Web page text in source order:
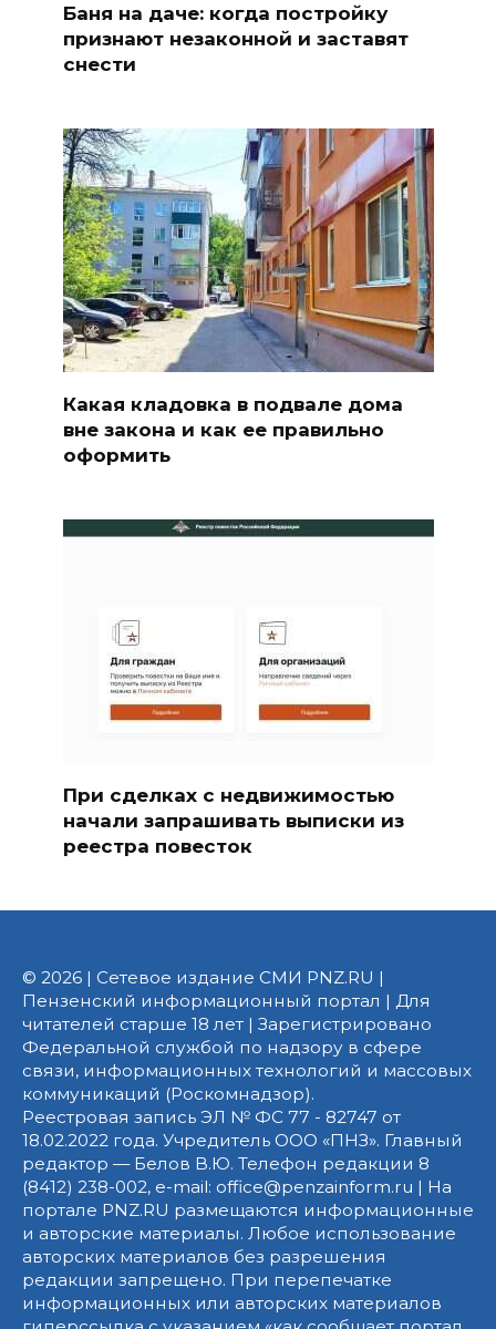
Баня на даче: когда постройку
признают незаконной и заставят
снести
Какая кладовка в подвале дома
вне закона и как ее правильно
оформить
При сделках с недвижимостью
начали запрашивать выписки из
реестра повесток
© 2026 | Сетевое издание СМИ PNZ.RU |
Пензенский информационный портал | Для
читателей старше 18 лет | Зарегистрировано
Федеральной службой по надзору в сфере
связи, информационных технологий и массовых
коммуникаций (Роскомнадзор).
Реестровая запись ЭЛ № ФС 77 - 82747 от
18.02.2022 года. Учредитель ООО «ПНЗ». Главный
редактор — Белов В.Ю. Телефон редакции 8
(8412) 238-002, e-mail: office@penzainform.ru | На
портале PNZ.RU размещаются информационные
и авторские материалы. Любое использование
авторских материалов без разрешения
редакции запрещено. При перепечатке
информационных или авторских материалов